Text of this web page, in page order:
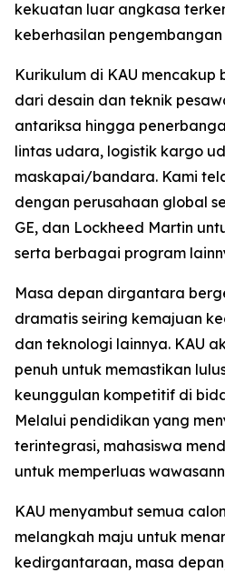
kekuatan luar angkasa
keberhasilan pengembangan
Kurikulum di KAU mencakup
dari desain dan teknik
antariksa hingga
lintas udara, logistik kargo
maskapai/bandara. Kami
dengan perusahaan global
GE, dan Lockheed Martin
serta berbagai program
Masa depan dirgantara
dramatis seiring kemajuan
dan teknologi lainnya. KAU
penuh untuk memastikan
keunggulan kompetitif di
Melalui pendidikan yang
terintegrasi, mahasiswa
untuk memperluas
KAU menyambut semua
melangkah maju untuk
kedirgantaraan, masa